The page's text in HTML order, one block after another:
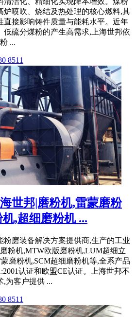
炉喷吹、烧结及热处理的核心燃料,其
直接影响铸件质量与能耗水平。近年
低硫分煤粉的产生高需求,上海世邦依
...
8511
世邦|磨粉机,雷蒙磨粉
,超细磨粉机 ...
粉磨装备解决方案提供商,生产的工业
粉机,MTW欧版磨粉机,LUM超细立
磨粉机,SCM超细磨粉机等,全系产品
认证和欧盟CE认证。上海世邦不
,为客户提供 ...
8511